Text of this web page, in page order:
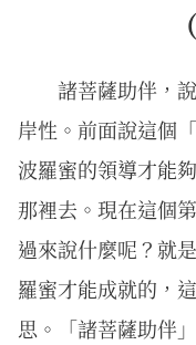
諸菩薩助伴，
岸性。前面說這個
波羅蜜的領導才能
那裡去。現在這個
過來說什麼呢？就
羅蜜才能成就的，
思。「諸菩薩助伴